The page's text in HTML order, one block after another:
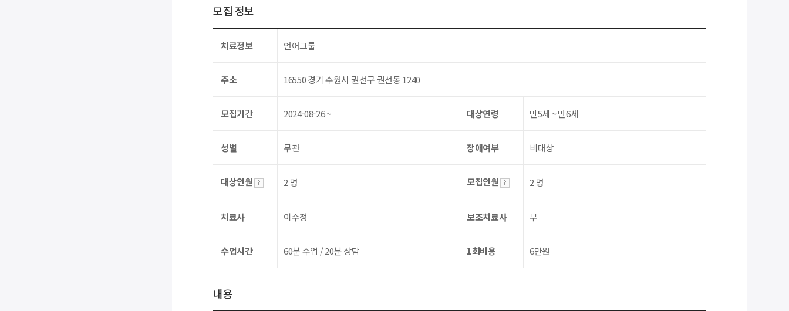
모집 정보
치료정보 언어그룹
주소 16550 경기 수원시 권선구 권선동 1240
모집기간 2024-08-26 ~ 대상연령 만5세 ~ 만6세
성별 무관 장애여부 비대상
대상인원 2 명 모집인원 2 명
치료사 이수정 보조치료사 무
수업시간 60분 수업 / 20분 상담 1회비용 6만원
내용